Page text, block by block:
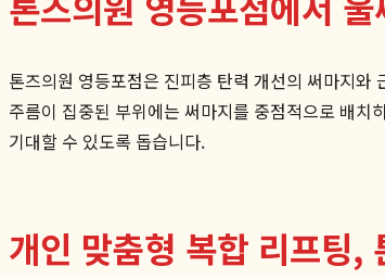
톤즈의원 영등포점은 진피층 탄력 개선의 써마지와
주름이 집중된 부위에는 써마지를 중점적으로 배
기대할 수 있도록 돕습니다.
개인 맞춤형 복합 리프팅,